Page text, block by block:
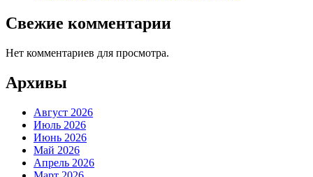
Свежие комментарии
Нет комментариев для просмотра.
Архивы
Август 2026
Июль 2026
Июнь 2026
Май 2026
Апрель 2026